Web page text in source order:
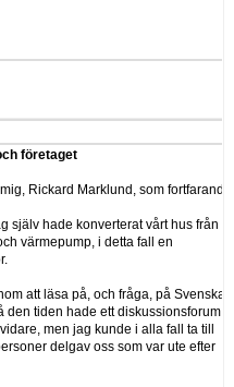
företaget
Rickard Marklund, som fortfarande
själv hade konverterat vårt hus från
värmepump, i detta fall en
att läsa på, och fråga, på Svenska
tiden hade ett diskussionsforum
men jag kunde i alla fall ta till
delgav oss som var ute efter